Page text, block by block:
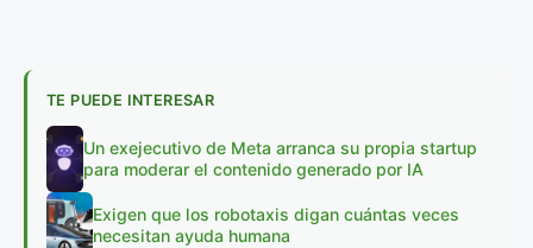
TE PUEDE INTERESAR
Un exejecutivo de Meta arranca su propia startup
para moderar el contenido generado por IA
Exigen que los robotaxis digan cuántas veces
necesitan ayuda humana